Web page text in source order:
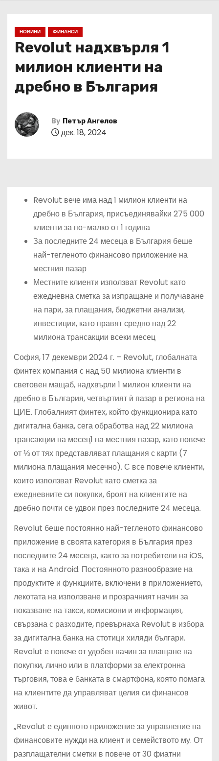
НОВИНИ ФИНАНСИ
Revolut надхвърля 1
милион клиенти на
дребно в България
By Петър Ангелов
дек. 18, 2024
Revolut вече има над 1 милион клиенти на
дребно в България, присъединявайки 275 000
клиенти за по-малко от 1 година
За последните 24 месеца в България беше
най-тегленото финансово приложение на
местния пазар
Местните клиенти използват Revolut като
ежедневна сметка за изпращане и получаване
на пари, за плащания, бюджетни анализи,
инвестиции, като правят средно над 22
милиона трансакции всеки месец
София, 17 декември 2024 г. – Revolut, глобалната
финтех компания с над 50 милиона клиенти в
световен мащаб, надхвърли 1 милион клиенти на
дребно в България, четвъртият ѝ пазар в региона на
ЦИЕ. Глобалният финтех, който функционира като
дигитална банка, сега обработва над 22 милиона
трансакции на месец1 на местния пазар, като повече
от ⅓ от тях представляват плащания с карти (7
милиона плащания месечно). С все повече клиенти,
които използват Revolut като сметка за
ежедневните си покупки, броят на клиентите на
дребно почти се удвои през последните 24 месеца.
Revolut беше постоянно най-тегленото финансово
приложение в своята категория в България през
последните 24 месеца, както за потребители на iOS,
така и на Android. Постоянното разнообразие на
продуктите и функциите, включени в приложението,
лекотата на използване и прозрачният начин за
показване на такси, комисиони и информация,
свързана с разходите, превърнаха Revolut в избора
за дигитална банка на стотици хиляди българи.
Revolut е повече от удобен начин за плащане на
покупки, лично или в платформи за електронна
търговия, това е банката в смартфона, която помага
на клиентите да управляват целия си финансов
живот.
„Revolut е единното приложение за управление на
финансовите нужди на клиент и семейството му. От
разплащателни сметки в повече от 30 фиатни